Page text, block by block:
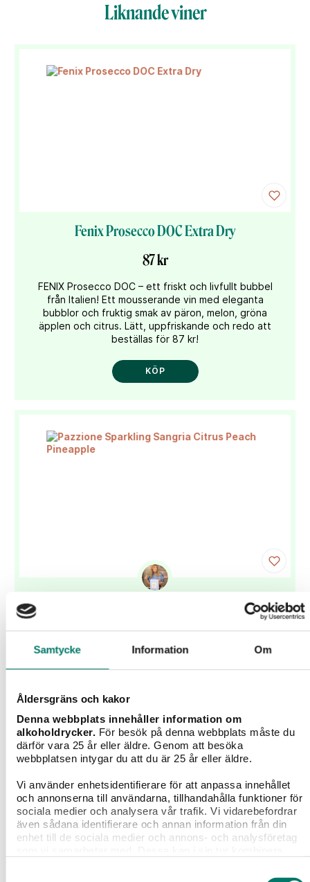
Samtycke Information Om
Åldersgräns och kakor
Denna webbplats innehåller information om
alkoholdrycker. För besök på denna webbplats måste du
därför vara 25 år eller äldre. Genom att besöka
webbplatsen intygar du att du är 25 år eller äldre.
Vi använder enhetsidentifierare för att anpassa innehållet
och annonserna till användarna, tillhandahålla funktioner för
sociala medier och analysera vår trafik. Vi vidarebefordrar
även sådana identifierare och annan information från din
enhet till de sociala medier och annons- och analysföretag
tillhandahållit eller som de har samlat in när du har använt
Liknande viner
Fenix Prosecco DOC Extra Dry
87 kr
FENIX Prosecco DOC – ett friskt och livfullt bubbel
från Italien! Ett mousserande vin med eleganta
bubblor och fruktig smak av päron, melon, gröna
äpplen och citrus. Lätt, uppfriskande och redo att
beställas för 87 kr!
KÖP
Pazzione Sparkling Sangria Citrus Peach
Pineapple
helt ny typ av dryck på den svenska marknaden! En
bubblande, ekologisk och färdigblandad vit sangria på
mousserande vin, med frisk och fruktig smak av
persika, citrus och Pernillas favorit: ananas. En ny typ
av sangria – redo att serveras direkt.
KÖP